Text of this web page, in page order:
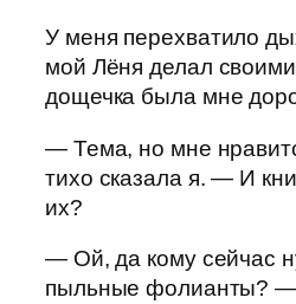
У меня перехватило
мой Лёня делал
дощечка была мне
— Тема, но мне
тихо сказала я. — И
их?
— Ой, да кому сейчас
пыльные фолианты? —